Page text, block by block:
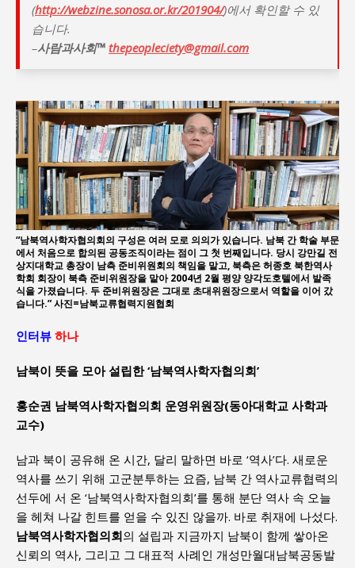
(http://webzine.sonosa.or.kr/201904/)에서 확인할 수 있
습니다.
–사람과사회™ thepeopleciety@gmail.com
“남북역사학자협의회의 구성은 여러 모로 의의가 있습니다. 남북 간 학술 부문
에서 처음으로 합의된 공동조직이라는 점이 그 첫 번째입니다. 당시 강만길 전
상지대학교 총장이 남측 준비위원회의 책임을 맡고, 북측은 허종호 북한역사
학회 회장이 북측 준비위원장을 맡아 2004년 2월 평양 양각도호텔에서 발족
식을 가졌습니다. 두 준비위원장은 그대로 초대위원장으로서 역할을 이어 갔
습니다.” 사진=남북교류협력지원협회
인터뷰 하나
남북이 뜻을 모아 설립한 ‘남북역사학자협의회’
홍순권 남북역사학자협의회 운영위원장(동아대학교 사학과
교수)
남과 북이 공유해 온 시간, 달리 말하면 바로 ‘역사’다. 새로운
역사를 쓰기 위해 고군분투하는 요즘, 남북 간 역사교류협력의
선두에 서 온 ‘남북역사학자협의회’를 통해 분단 역사 속 오늘
을 헤쳐 나갈 힌트를 얻을 수 있진 않을까. 바로 취재에 나섰다.
남북역사학자협의회의 설립과 지금까지 남북이 함께 쌓아온
신뢰의 역사, 그리고 그 대표적 사례인 개성만월대남북공동발